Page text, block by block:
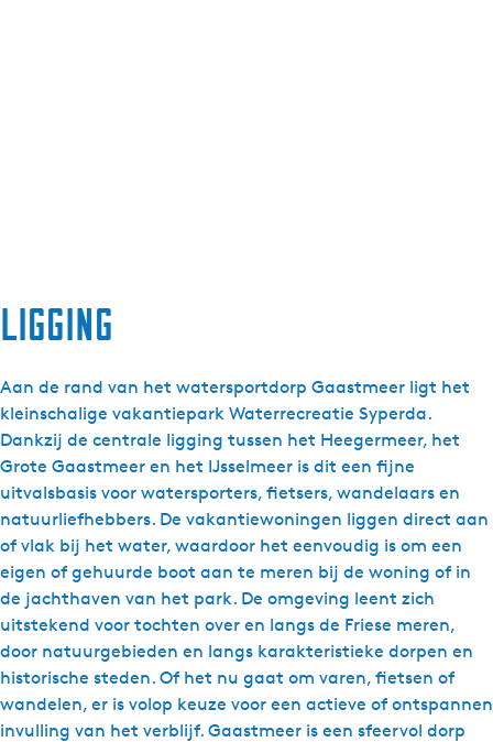
Ligging
Aan de rand van het watersportdorp Gaastmeer ligt het
kleinschalige vakantiepark Waterrecreatie Syperda.
Dankzij de centrale ligging tussen het Heegermeer, het
Grote Gaastmeer en het IJsselmeer is dit een fijne
uitvalsbasis voor watersporters, fietsers, wandelaars en
natuurliefhebbers. De vakantiewoningen liggen direct aan
of vlak bij het water, waardoor het eenvoudig is om een
eigen of gehuurde boot aan te meren bij de woning of in
de jachthaven van het park. De omgeving leent zich
uitstekend voor tochten over en langs de Friese meren,
door natuurgebieden en langs karakteristieke dorpen en
historische steden. Of het nu gaat om varen, fietsen of
wandelen, er is volop keuze voor een actieve of ontspannen
invulling van het verblijf. Gaastmeer is een sfeervol dorp